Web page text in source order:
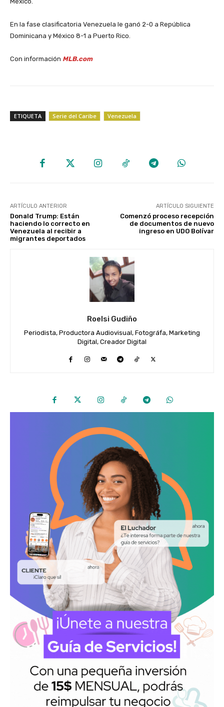
‎En la fase clasificatoria Venezuela le ganó 2-0 a República
Dominicana y México 8-1 a Puerto Rico.
‎Con información MLB.com
ETIQUETA Serie del Caribe Venezuela
ARTÍCULO ANTERIOR
Donald Trump: Están
haciendo lo correcto en
Venezuela al recibir a
migrantes deportados
ARTÍCULO SIGUIENTE
Comenzó proceso recepción
de documentos de nuevo
ingreso en UDO Bolívar
Roelsi Gudiño
Periodista, Productora Audiovisual, Fotográfa, Marketing
Digital, Creador Digital